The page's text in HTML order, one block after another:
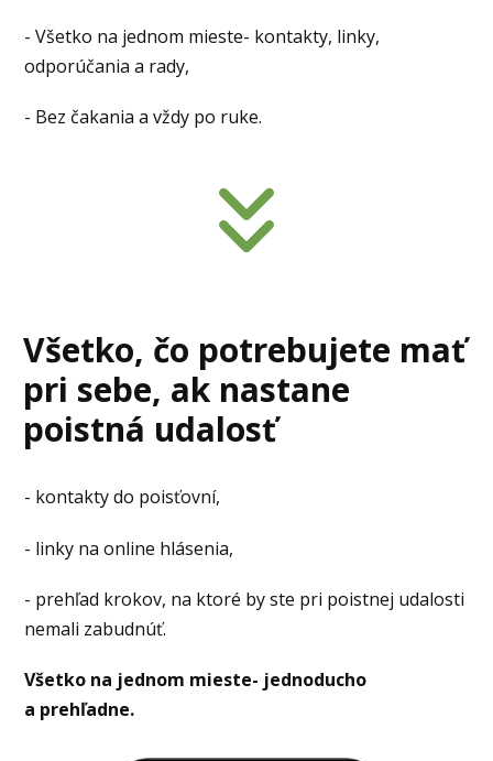
- Všetko na jednom mieste- kontakty, linky,
odporúčania a rady,
- Bez čakania a vždy po ruke.
Všetko, čo potrebujete mať
pri sebe, ak nastane
poistná udalosť
- kontakty do poisťovní,
- linky na online hlásenia,
- prehľad krokov, na ktoré by ste pri poistnej udalosti
nemali zabudnúť.
Všetko na jednom mieste- jednoducho
a prehľadne.